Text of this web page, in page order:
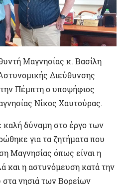
Μαγνησίας κ. Βασίλη
Διεύθυνσης
Πέμπτη ο υποψήφιος
Νίκος Χαυτούρας.
δύναμη στο έργο των
για τα ζητήματα που
Μαγνησίας όπως είναι η
και η αστυνόμευση κατά την
στα νησιά των Βορείων